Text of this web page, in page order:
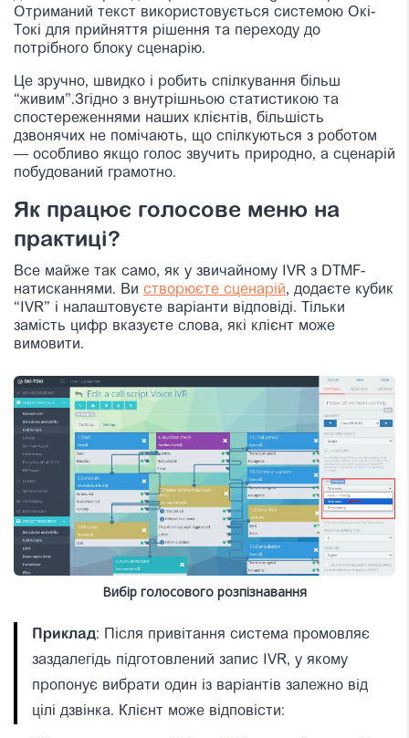
Отриманий текст використовується системою Окі-
Токі для прийняття рішення та переходу до
потрібного блоку сценарію.
Це зручно, швидко і робить спілкування більш
“живим”.Згідно з внутрішньою статистикою та
спостереженнями наших клієнтів, більшість
дзвонячих не помічають, що спілкуються з роботом
— особливо якщо голос звучить природно, а сценарій
побудований грамотно.
Як працює голосове меню на
практиці?
Все майже так само, як у звичайному IVR з DTMF-
натисканнями. Ви створюєте сценарій, додаєте кубик
“IVR” і налаштовуєте варіанти відповіді. Тільки
замість цифр вказуєте слова, які клієнт може
вимовити.
Вибір голосового розпізнавання
Приклад: Після привітання система промовляє
заздалегідь підготовлений запис IVR, у якому
пропонує вибрати один із варіантів залежно від
цілі дзвінка. Клієнт може відповісти: